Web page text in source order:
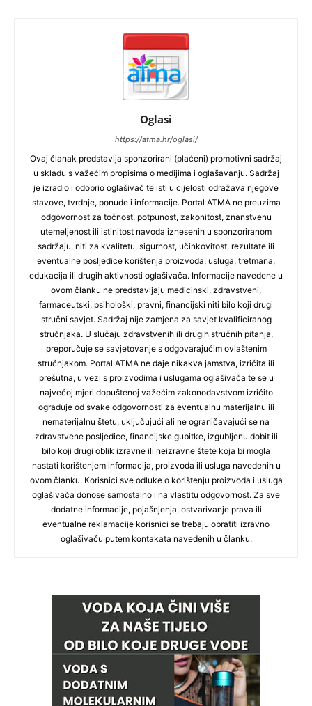
Oglasi
https://atma.hr/oglasi/
Ovaj članak predstavlja sponzorirani (plaćeni) promotivni sadržaj
u skladu s važećim propisima o medijima i oglašavanju. Sadržaj
je izradio i odobrio oglašivač te isti u cijelosti odražava njegove
stavove, tvrdnje, ponude i informacije. Portal ATMA ne preuzima
odgovornost za točnost, potpunost, zakonitost, znanstvenu
utemeljenost ili istinitost navoda iznesenih u sponzoriranom
sadržaju, niti za kvalitetu, sigurnost, učinkovitost, rezultate ili
eventualne posljedice korištenja proizvoda, usluga, tretmana,
edukacija ili drugih aktivnosti oglašivača. Informacije navedene u
ovom članku ne predstavljaju medicinski, zdravstveni,
farmaceutski, psihološki, pravni, financijski niti bilo koji drugi
stručni savjet. Sadržaj nije zamjena za savjet kvalificiranog
stručnjaka. U slučaju zdravstvenih ili drugih stručnih pitanja,
preporučuje se savjetovanje s odgovarajućim ovlaštenim
stručnjakom. Portal ATMA ne daje nikakva jamstva, izričita ili
prešutna, u vezi s proizvodima i uslugama oglašivača te se u
najvećoj mjeri dopuštenoj važećim zakonodavstvom izričito
ograđuje od svake odgovornosti za eventualnu materijalnu ili
nematerijalnu štetu, uključujući ali ne ograničavajući se na
zdravstvene posljedice, financijske gubitke, izgubljenu dobit ili
bilo koji drugi oblik izravne ili neizravne štete koja bi mogla
nastati korištenjem informacija, proizvoda ili usluga navedenih u
ovom članku. Korisnici sve odluke o korištenju proizvoda i usluga
oglašivača donose samostalno i na vlastitu odgovornost. Za sve
dodatne informacije, pojašnjenja, ostvarivanje prava ili
eventualne reklamacije korisnici se trebaju obratiti izravno
oglašivaču putem kontakata navedenih u članku.